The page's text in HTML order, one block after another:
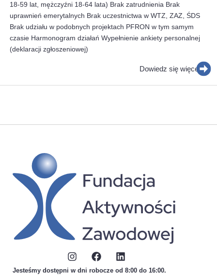
18-59 lat, mężczyźni 18-64 lata) Brak zatrudnienia Brak
uprawnień emerytalnych Brak uczestnictwa w WTZ, ZAZ, ŚDS
Brak udziału w podobnych projektach PFRON w tym samym
czasie Harmonogram działań Wypełnienie ankiety personalnej
(deklaracji zgłoszeniowej)
Dowiedz się więcej
Jesteśmy dostępni w dni robocze od 8:00 do 16:00.